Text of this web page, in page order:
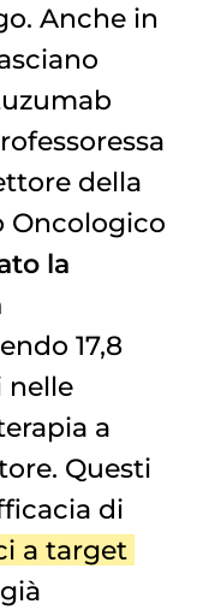
Anche in
della
Oncologico
la
17,8
nelle
a
Questi
di
a target